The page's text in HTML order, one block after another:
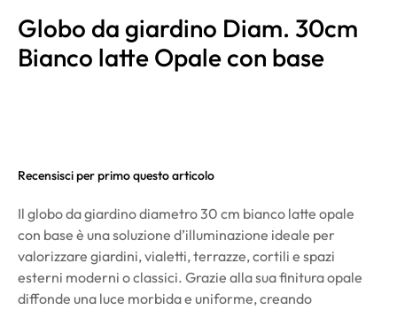
Globo da giardino Diam. 30cm
Bianco latte Opale con base
Recensisci per primo questo articolo
Il globo da giardino diametro 30 cm bianco latte opale
con base è una soluzione d’illuminazione ideale per
valorizzare giardini, vialetti, terrazze, cortili e spazi
esterni moderni o classici. Grazie alla sua finitura opale
diffonde una luce morbida e uniforme, creando